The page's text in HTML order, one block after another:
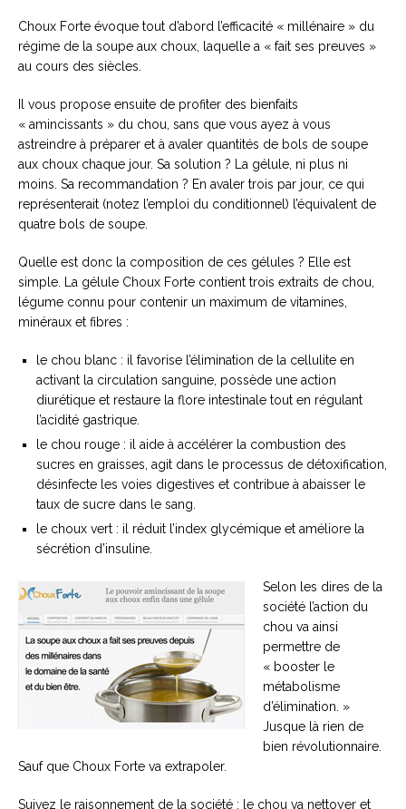
Choux Forte évoque tout d’abord l’efficacité « millénaire » du
régime de la soupe aux choux, laquelle a « fait ses preuves »
au cours des siècles.
Il vous propose ensuite de profiter des bienfaits
« amincissants » du chou, sans que vous ayez à vous
astreindre à préparer et à avaler quantités de bols de soupe
aux choux chaque jour. Sa solution ? La gélule, ni plus ni
moins. Sa recommandation ? En avaler trois par jour, ce qui
représenterait (notez l’emploi du conditionnel) l’équivalent de
quatre bols de soupe.
Quelle est donc la composition de ces gélules ? Elle est
simple. La gélule Choux Forte contient trois extraits de chou,
légume connu pour contenir un maximum de vitamines,
minéraux et fibres :
le chou blanc : il favorise l’élimination de la cellulite en
activant la circulation sanguine, possède une action
diurétique et restaure la flore intestinale tout en régulant
l’acidité gastrique.
le chou rouge : il aide à accélérer la combustion des
sucres en graisses, agit dans le processus de détoxification,
désinfecte les voies digestives et contribue à abaisser le
taux de sucre dans le sang.
le choux vert : il réduit l’index glycémique et améliore la
sécrétion d’insuline.
Selon les dires de la
société l’action du
chou va ainsi
permettre de
« booster le
métabolisme
d’élimination. »
Jusque là rien de
bien révolutionnaire.
Sauf que Choux Forte va extrapoler.
Suivez le raisonnement de la société : le chou va nettoyer et